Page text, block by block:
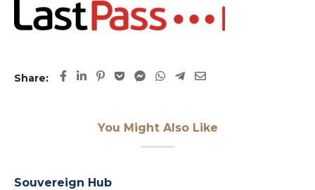
Share:
You Might Also Like
Souvereign Hub